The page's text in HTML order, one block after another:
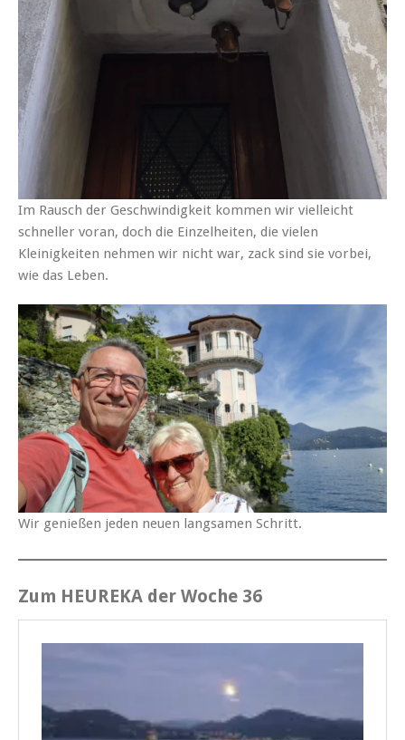
Im Rausch der Geschwindigkeit kommen wir vielleicht
schneller voran, doch die Einzelheiten, die vielen
Kleinigkeiten nehmen wir nicht war, zack sind sie vorbei,
wie das Leben.
Wir genießen jeden neuen langsamen Schritt.
Zum HEUREKA der Woche 36